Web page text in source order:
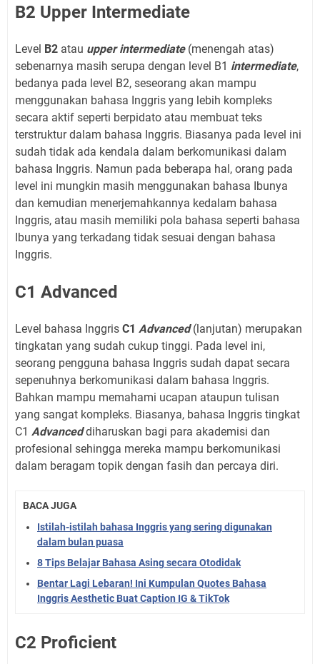
B2 Upper Intermediate
Level B2 atau upper intermediate(menengah atas)
sebenarnya masih serupa dengan level B1 intermediate,
bedanya pada level B2, seseorang akan mampu
menggunakan bahasa Inggris yang lebih kompleks
secara aktif seperti berpidato atau membuat teks
terstruktur dalam bahasa Inggris. Biasanya pada level ini
sudah tidak ada kendala dalam berkomunikasi dalam
bahasa Inggris. Namun pada beberapa hal, orang pada
level ini mungkin masih menggunakan bahasa Ibunya
dan kemudian menerjemahkannya kedalam bahasa
Inggris, atau masih memiliki pola bahasa seperti bahasa
Ibunya yang terkadang tidak sesuai dengan bahasa
Inggris.
C1 Advanced
Level bahasa Inggris C1 Advanced(lanjutan) merupakan
tingkatan yang sudah cukup tinggi. Pada level ini,
seorang pengguna bahasa Inggris sudah dapat secara
sepenuhnya berkomunikasi dalam bahasa Inggris.
Bahkan mampu memahami ucapan ataupun tulisan
yang sangat kompleks. Biasanya, bahasa Inggris tingkat
C1 Advanceddiharuskan bagi para akademisi dan
profesional sehingga mereka mampu berkomunikasi
dalam beragam topik dengan fasih dan percaya diri.
BACA JUGA
Istilah-istilah bahasa Inggris yang sering digunakan
dalam bulan puasa
8 Tips Belajar Bahasa Asing secara Otodidak
Bentar Lagi Lebaran! Ini Kumpulan Quotes Bahasa
Inggris Aesthetic Buat Caption IG & TikTok
C2 Proficient